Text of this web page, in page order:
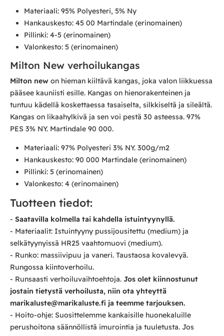
Materiaali: 95% Polyesteri, 5% Ny
Hankauskesto: 45 00 Martindale (erinomainen)
Pillinki: 4-5 (erinomainen)
Valonkesto: 5 (erinomainen)
Milton New verhoilukangas
Milton new on hieman kiiltävä kangas, joka valon liikkuessa
pääsee kauniisti esille. Kangas on hienorakenteinen ja
tuntuu kädellä koskettaessa tasaiselta, silkkiseltä ja sileältä.
Kangas on likaahylkivä ja sen voi pestä 30 asteessa. 97%
PES 3% NY. Martindale 90 000.
Materiaali: 97% Polyesteri 3% NY. 300g/m2
Hankauskesto: 90 000 Martindale (erinomainen)
Pillinki: 5 (erinomainen)
Valonkesto: 4 (erinomainen)
Tuotteen tiedot:
- Saatavilla kolmella tai kahdella istuintyynyllä.
- Materiaalit: Istuintyyny pussijousitettu (medium) ja
selkätyynyissä HR25 vaahtomuovi (medium).
- Runko: massiivipuu ja vaneri. Taustaosa kovalevyä.
Rungossa kiintoverhoilu.
- Runsaasti verhoiluvaihtoehtoja. Jos olet kiinnostunut
jostain tietystä verhoilusta, niin ota yhteyttä
marikaluste@marikaluste.fi ja teemme tarjouksen.
- Hoito-ohje: Suosittelemme kankaisille huonekaluille
perushoitona säännöllistä imurointia ja tuuletusta. Jos